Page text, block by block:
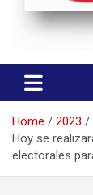
Gente
Home 2023
Hoy se
electorales